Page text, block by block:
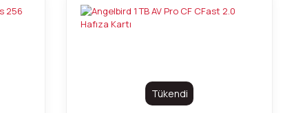
Tükendi